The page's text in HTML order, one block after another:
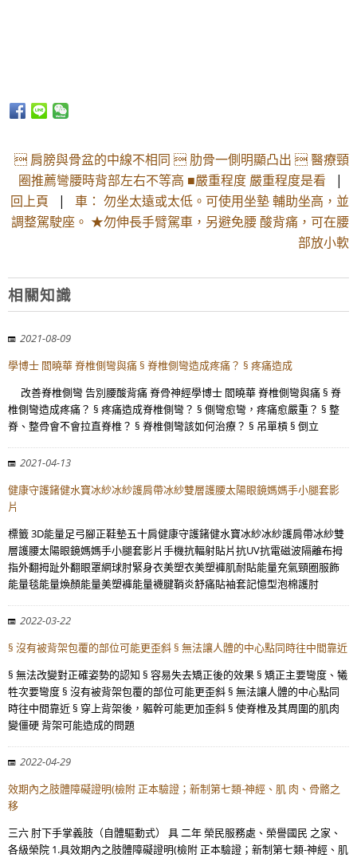
 肩膀與骨盆的中線不相同  肋骨一側明顯凸出  醫療頸
圈推薦彎腰時背部左右不等高 ■嚴重程度 嚴重程度是看 |
回上頁 | 車： 勿坐太遠或太低。可使用坐墊 輔助坐高，並
調整駕駛座。 ★勿伸長手臂駕車，另避免腰 酸背痛，可在腰
部放小軟
相關知識
2021-08-09
學博士 閻曉華 脊椎側彎與痛 § 脊椎側彎造成疼痛？ § 疼痛造成
改善脊椎側彎 告別腰酸背痛 脊骨神經學博士 閻曉華 脊椎側彎與痛 § 脊
椎側彎造成疼痛？ § 疼痛造成脊椎側彎？ § 側彎愈彎，疼痛愈嚴重？ § 整
脊、整骨會不會拉直脊椎？ § 脊椎側彎該如何治療？ § 吊單槓 § 倒立
2021-04-13
健康守護鍺健水寶冰紗冰紗護肩帶冰紗雙層護腰太陽眼鏡媽媽手小腿套影
片
標籤 3D能量足弓腳正鞋墊五十肩健康守護鍺健水寶冰紗冰紗護肩帶冰紗雙
層護腰太陽眼鏡媽媽手小腿套影片手機抗輻射貼片抗UV抗電磁波隔離布拇
指外翻拇趾外翻眼罩網球肘緊身衣美塑衣美塑褲肌耐貼能量充氣頸圈服飾
能量毯能量煥顏能量美塑褲能量襪腱鞘炎舒痛貼袖套記憶型泡棉護肘
2022-03-22
§ 沒有被背架包覆的部位可能更歪斜 § 無法讓人體的中心點同時往中間靠近
§ 無法改變對正確姿勢的認知 § 容易失去矯正後的效果 § 矯正主要彎度、犧
牲次要彎度 § 沒有被背架包覆的部位可能更歪斜 § 無法讓人體的中心點同
時往中間靠近 § 穿上背架後，軀幹可能更加歪斜 § 使脊椎及其周圍的肌肉
變僵硬 背架可能造成的問題
2022-04-29
效期內之肢體障礙證明(檢附 正本驗證；新制第七類-神經、肌 肉、骨骼之
移
三六 肘下手掌義肢（自體驅動式） 具 二年 榮民服務處、榮譽國民 之家、
各級榮院 1.具效期內之肢體障礙證明(檢附 正本驗證；新制第七類-神經、肌